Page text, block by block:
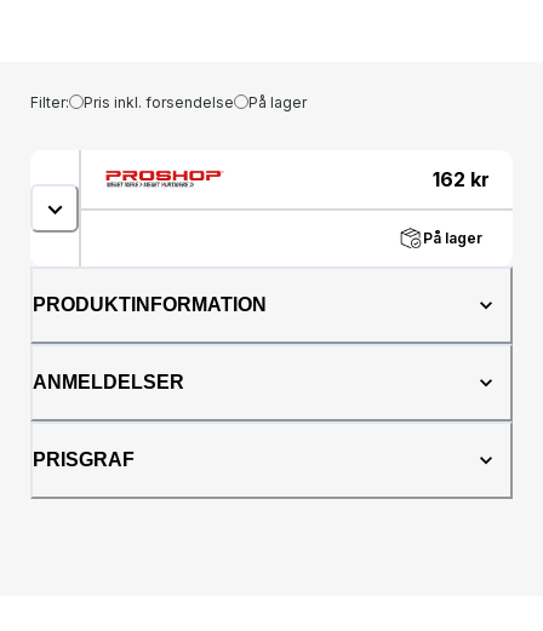
Filter: Pris inkl. forsendelse På lager
162 kr
På lager
PRODUKTINFORMATION
ANMELDELSER
PRISGRAF